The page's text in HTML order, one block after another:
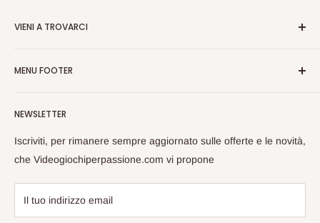
VIENI A TROVARCI
Nelle maggiori fiere Geek/Fumetti/Videogiochi, Italiane ed
vantaggiosi sulle nuove uiscite.
Passate a trovarci, cosi da poterci conoscere dal vivo e
scambiarci opinioni sul Mondo Nerd!
Store: Strada Padana Superiore, 28 , Cernusco Sul Naviglio,
MENU FOOTER
Spedizioni
Privacy
Rimborsi
Guida Alle Taglie
FAQ
NEWSLETTER
Iscriviti, per rimanere sempre aggiornato sulle offerte e le novità,
che Videogiochiperpassione.com vi propone
Il tuo indirizzo email